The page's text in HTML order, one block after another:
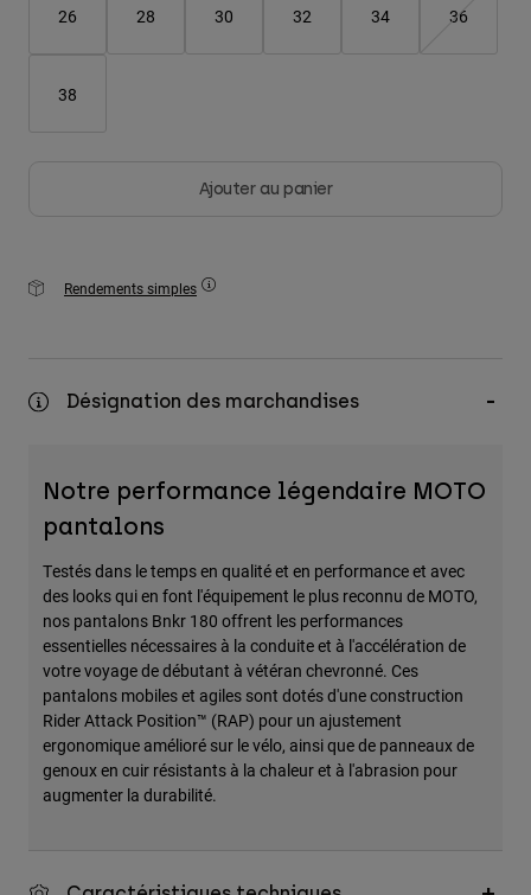
26 28 30 32 34 36
38
Ajouter au panier
Rendements simples
Désignation des marchandises
Notre performance légendaire MOTO
pantalons
Testés dans le temps en qualité et en performance et avec
des looks qui en font l'équipement le plus reconnu de MOTO,
nos pantalons Bnkr 180 offrent les performances
essentielles nécessaires à la conduite et à l'accélération de
votre voyage de débutant à vétéran chevronné. Ces
pantalons mobiles et agiles sont dotés d'une construction
Rider Attack Position™ (RAP) pour un ajustement
ergonomique amélioré sur le vélo, ainsi que de panneaux de
genoux en cuir résistants à la chaleur et à l'abrasion pour
augmenter la durabilité.